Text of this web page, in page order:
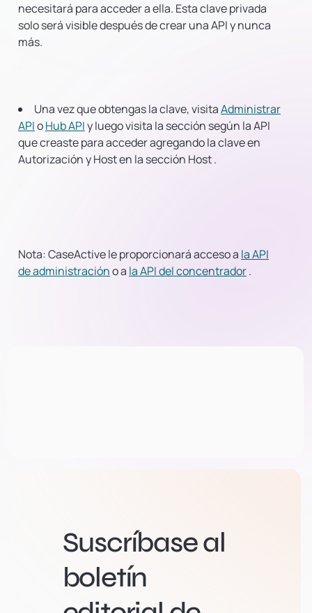
necesitará para acceder a ella. Esta clave privada
solo será visible después de crear una API y nunca
más.
Una vez que obtengas la clave, visitaAdministrar
APIoHub APIy luego visita la sección según la API
que creaste para acceder agregando la clave en
Autorizacióny Host en la sección Host.
Nota:CaseActive le proporcionará acceso a la API
de administracióno a la API del concentrador.
Suscríbase al
boletín